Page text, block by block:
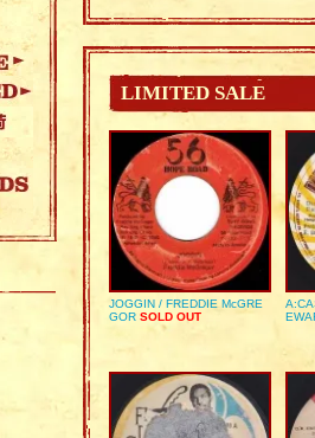
LIMITED SALE
JOGGIN / FREDDIE McGRE
GOR SOLD OUT